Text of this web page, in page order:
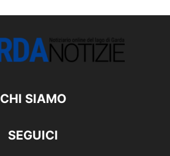
CHI SIAMO
SEGUICI